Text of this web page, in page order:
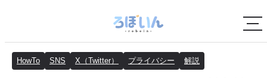
HowTo SNS X（Twitter） プライバシー 解説